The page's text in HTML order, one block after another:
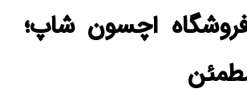
اچسون شاپ؛